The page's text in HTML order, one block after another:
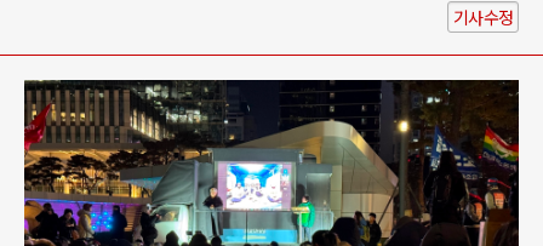
기사수정